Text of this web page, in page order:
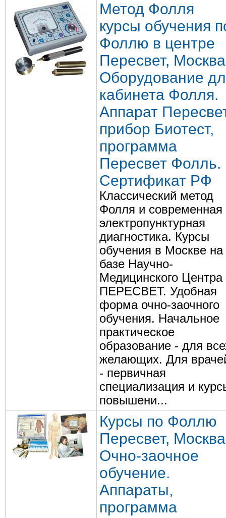
Метод Фолля
курсы обучения
Фоллю в центре
Пересвет,
Оборудование
кабинета Фолля.
Аппарат
прибор Биотест,
программа
Пересвет Фолль.
Сертификат РФ
Классический метод
Фолля и современная
электропунктурная
диагностика. Курсы
обучения в Москве на
базе Научно-
Медицинского Центра
ПЕРЕСВЕТ. Удобная
форма очно-заочного
обучения. Начальное
практическое
образование - для
желающих. Для
- первичная
специализация и
повышени...
Курсы по Фоллю
Пересвет,
Очно-заочное
обучение.
Аппараты,
программа